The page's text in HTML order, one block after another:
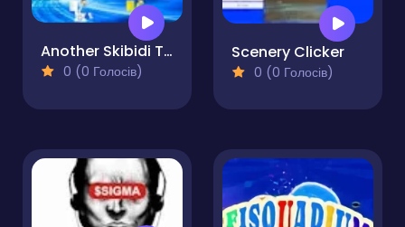
Another Skibidi Toilet Clicker
0 (0 Голосів)
Scenery Clicker
0 (0 Голосів)